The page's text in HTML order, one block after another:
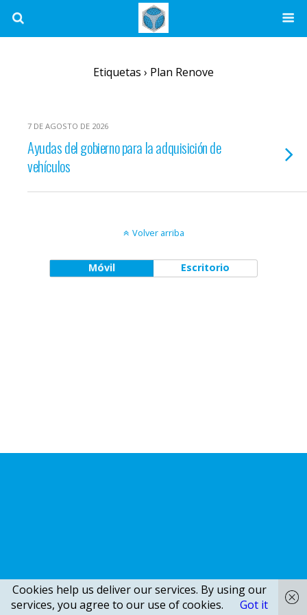
Etiquetas › Plan Renove
7 DE AGOSTO DE 2026
Ayudas del gobierno para la adquisición de
vehículos
Volver arriba
Móvil Escritorio
Cookies help us deliver our services. By using our
services, you agree to our use of cookies.
Got it